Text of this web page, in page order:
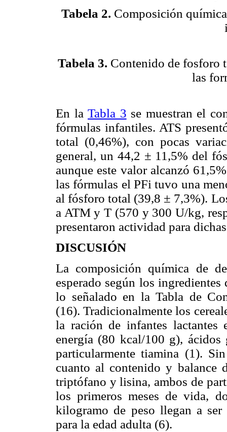
Tabela 2. Composición
Tabela 3. Contenido de fosforo
las
En laTabla 3 se muestran el
fórmulas infantiles. ATS
total (0,46%), con pocas
general, un 44,2 ± 11,5% del
aunque este valor alcanzó
las fórmulas el PFi tuvo una
al fósforo total (39,8 ± 7,3%).
a ATM y T (570 y 300 U/kg,
presentaron actividad para
DISCUSIÓN
La composición química de
esperado según los
lo señalado en la Tabla de
(16). Tradicionalmente los
la ración de infantes lactantes
energía (80 kcal/100 g), ácidos
particularmente tiamina (1).
cuanto al contenido y balance
triptófano y lisina, ambos de
los primeros meses de vida,
kilogramo de peso llegan a ser
para la edad adulta (6).